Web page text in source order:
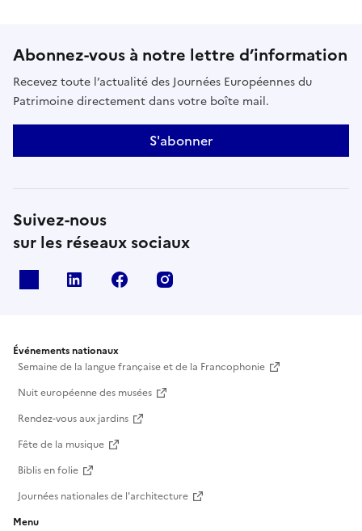
Abonnez-vous à notre lettre d’information
Recevez toute l’actualité des Journées Européennes du
Patrimoine directement dans votre boîte mail.
S'abonner
Suivez-nous
sur les réseaux sociaux
Linkedin Facebook
Événements nationaux
Semaine de la langue française et de la Francophonie
Nuit européenne des musées
Rendez-vous aux jardins
Fête de la musique
Biblis en folie
Journées nationales de l'architecture
Menu